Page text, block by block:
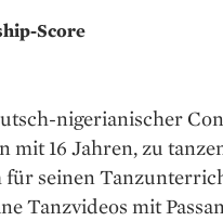
Score
nigerianischer
mit 16 Jahren, zu
für seinen
Tanzvideos mit